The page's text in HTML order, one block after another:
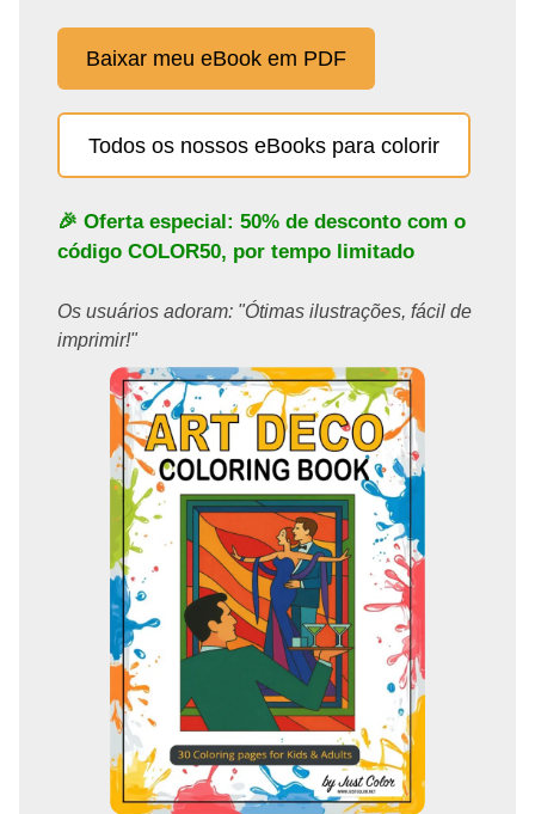
Baixar meu eBook em PDF
Todos os nossos eBooks para colorir
🎉 Oferta especial: 50% de desconto com o
código COLOR50, por tempo limitado
Os usuários adoram: "Ótimas ilustrações, fácil de
imprimir!"